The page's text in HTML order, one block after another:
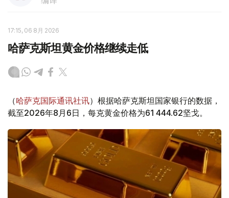
17:15, 06 8月 2026
哈萨克斯坦黄金价格继续走低
（哈萨克国际通讯社讯）根据哈萨克斯坦国家银行的数据，
截至2026年8月6日，每克黄金价格为61 444.62坚戈。